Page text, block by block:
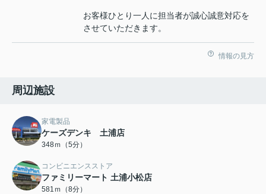
お客様ひとり一人に担当者が誠心誠意対応を
させていただきます。
情報の見方
周辺施設
家電製品
ケーズデンキ 土浦店
348ｍ（5分）
コンビニエンスストア
ファミリーマート 土浦小松店
581ｍ（8分）